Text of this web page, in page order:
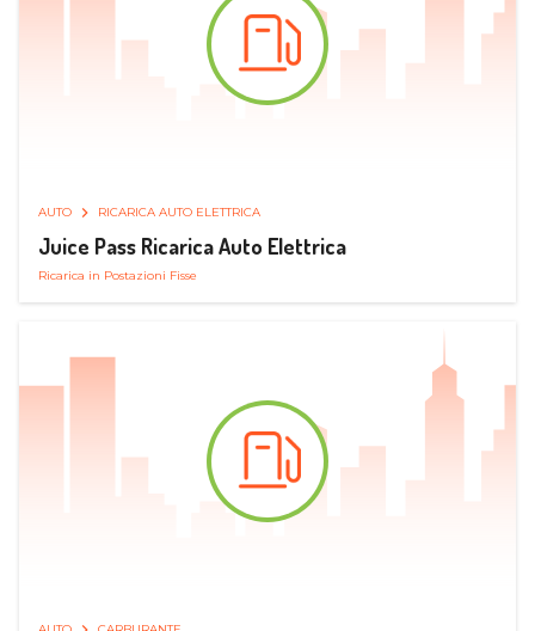
AUTO RICARICA AUTO ELETTRICA
Juice Pass Ricarica Auto Elettrica
Ricarica in Postazioni Fisse